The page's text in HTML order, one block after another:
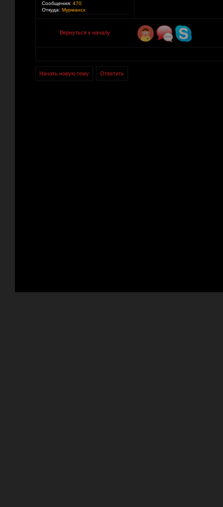
Сообщения: 470
Откуда: Мурманск
Вернуться к началу
Начать новую тему Ответить